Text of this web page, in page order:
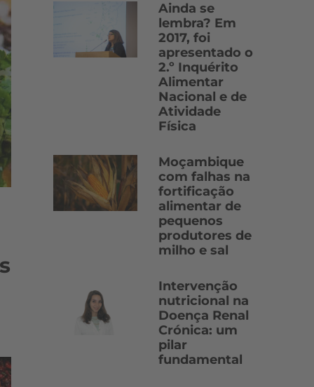
Ainda se
lembra? Em
2017, foi
apresentado o
2.º Inquérito
Alimentar
Nacional e de
Atividade
Física
Moçambique
com falhas na
fortificação
alimentar de
pequenos
produtores de
milho e sal
Intervenção
nutricional na
Doença Renal
Crónica: um
pilar
fundamental